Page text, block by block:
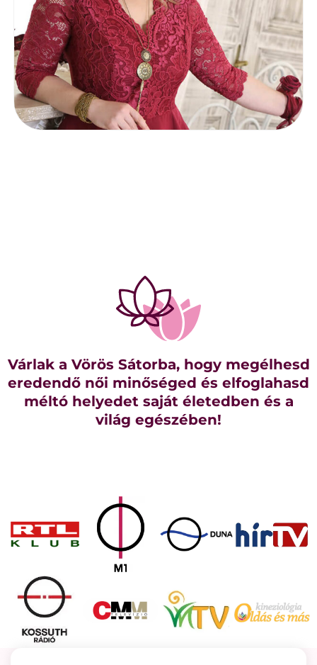
Várlak a Vörös Sátorba, hogy megélhesd
eredendő női minőséged és elfoglahasd
méltó helyedet saját életedben és a
világ egészében!